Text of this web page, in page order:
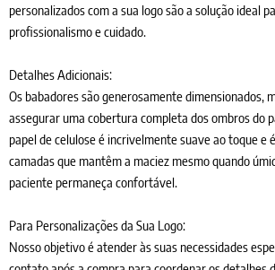
personalizados com a sua logo são a solução ideal
profissionalismo e cuidado.
Detalhes Adicionais:
Os babadores são generosamente dimensionados,
assegurar uma cobertura completa dos ombros do
papel de celulose é incrivelmente suave ao toque e
camadas que mantêm a maciez mesmo quando
paciente permaneça confortável.
Para Personalizações da Sua Logo:
Nosso objetivo é atender às suas necessidades